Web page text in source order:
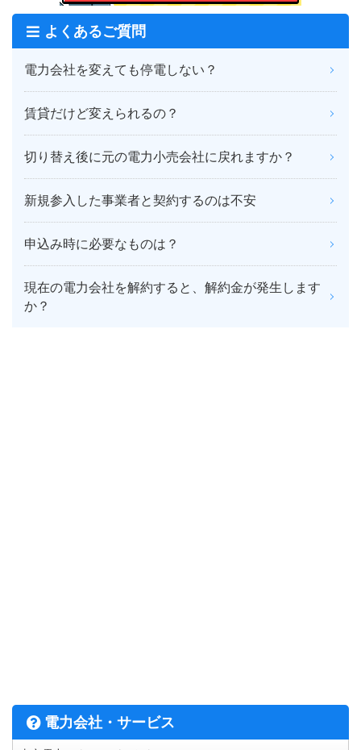
よくあるご質問
電力会社を変えても停電しない？
賃貸だけど変えられるの？
切り替え後に元の電力小売会社に戻れますか？
新規参入した事業者と契約するのは不安
申込み時に必要なものは？
現在の電力会社を解約すると、解約金が発生します
か？
電力会社・サービス